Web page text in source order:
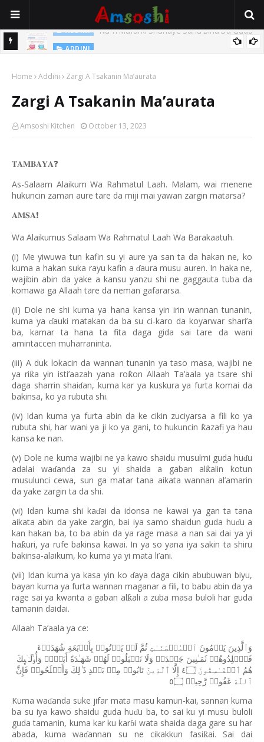
Na Yi Mafarki Shanaye Suna Bina Da Gudu
ADDINI
Home Addini Zargi A Tsakanin Ma’aurata
Zargi A Tsakanin Ma’aurata
Amsoshi Kitchen October 13, 2023
𝐓𝐀𝐌𝐁𝐀𝐘𝐀❓
As-Salaam Alaikum Wa Rahmatul Laah. Malam, wai menene
hukuncin zaman aure tare da miji mai yawan zargin matarsa?
𝐀𝐌𝐒𝐀❗️
Wa Alaikumus Salaam Wa Rahmatul Laah Wa Barakaatuh.
(i) Me yiwuwa tun kafin su yi aure ya san ta da hakan ne, ko
kuma a hakan suka rayu kafin a ɗaura musu auren. In haka ne,
wajibin abin da yake a kansu yanzu shi ne gaggauta tuba da
komawa ga Allaah tare da neman gafararsa.
(ii) Dole ne shi kuma ya hana kansa yin irin wannan tunanin,
kuma ya ɗauki matakan da ba su ci-karo da koyarwar shari’a
ba, kamar ta hana ta fita daga gida sai tare da wani
amintaccen muharraninta.
(iii) A duk lokacin da wannan tunanin ya taso masa, wajibi ne
ya riƙa yin isti’aazah yana roƙon Allaah Ta’aala ya tsare shi
daga sharrin shaiɗan, kuma kar ya kuskura ya furta komai da
bakinsa, ko ya rubuta shi.
(iv) Idan kuma ya furta abin da ke cikin zuciyarsa a fili ko ya
rubuta shi, har wani ya ji ko ya gani, to hukuncin ƙazafi ya hau
kansa ke nan.
(v) Dole ne kuma wajibi ne ya kawo shaidu musulmi guda huɗu
adalai waɗanda za su yi shaida a gaban alƙalin kotun
musulunci cewa, sun ga matar tana aikata wannan al’amarin
da yake zargin ta da shi.
(vi) Idan kuma shi kaɗai da idonsa ne kawai ya gan ta tana
aikata abin da yake zargin, bai iya samo shaidun guda huɗu a
kan hakan ba, to ba abin da ya rage masa a nan sai dai ya yi
haƙuri, ya rufe bakinsa kawai. In ya so yana iya sakin ta shiru
bakinsa-alaikum, ko kuma ya yi mata li’ani.
(vii) Idan kuma ya kasa yin ko ɗaya daga cikin abubuwan biyu,
bayan kuma ya furta wannan maganar a fili, to babu abin da ya
rage sai ya kwanta a gaban alƙali a zuba masa buloli har guda
tamanin daidai.
Allaah Ta’aala ya ce:
وَٱلَّذِینَ یَرۡمُونَ ٱلۡمُحۡصَنَـٰتِ ثُمَّ لَمۡ یَأۡتُوا۟ بِأَرۡبَعَةِ شُهَدَاۤءَ
فَٱجۡلِدُوهُمۡ ثَمَـٰنِینَ جَلۡدَةࣰ وَلَا تَقۡبَلُوا۟ لَهُمۡ شَهَـٰدَةً أَبَدࣰاۚ وَأُو۟لَـٰۤىِٕكَ
هُمُ ٱلۡفَـٰسِقُونَ ٤۝ إِلَّا ٱلَّذِینَ تَابُوا۟ مِنۢ بَعۡدِ ذَ ٰ⁠لِكَ وَأَصۡلَحُوا۟ فَإِنَّ
ٱللَّهَ غَفُورࣱ رَّحِیمࣱ ٥۝
Kuma waɗanda suke jifar mata masu kamun-kai, sannan kuma
ba su iya kawo shaidu guda huɗu ba, to sai ku yi musu buloli
guda tamanin, kuma kar ku karɓi wata shaida daga gare su har
abada, kuma waɗannan su ne cikakkun fasiƙai. Sai dai